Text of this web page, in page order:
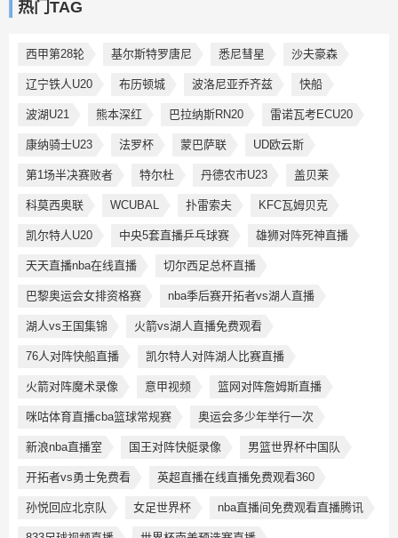
热门TAG
西甲第28轮 基尔斯特罗唐尼 悉尼彗星 沙夫豪森
辽宁铁人U20 布历顿城 波洛尼亚乔齐兹 快船
波湖U21 熊本深红 巴拉纳斯RN20 雷诺瓦考ECU20
康纳骑士U23 法罗杯 蒙巴萨联 UD欧云斯
第1场半决赛败者 特尔杜 丹德农市U23 盖贝莱
科莫西奥联 WCUBAL 扑雷索夫 KFC瓦姆贝克
凯尔特人U20 中央5套直播乒乓球赛 雄狮对阵死神直播
天天直播nba在线直播 切尔西足总杯直播
巴黎奥运会女排资格赛 nba季后赛开拓者vs湖人直播
湖人vs王国集锦 火箭vs湖人直播免费观看
76人对阵快船直播 凯尔特人对阵湖人比赛直播
火箭对阵魔术录像 意甲视频 篮网对阵詹姆斯直播
咪咕体育直播cba篮球常规赛 奥运会多少年举行一次
新浪nba直播室 国王对阵快艇录像 男篮世界杯中国队
开拓者vs勇士免费看 英超直播在线直播免费观看360
孙悦回应北京队 女足世界杯 nba直播间免费观看直播腾讯